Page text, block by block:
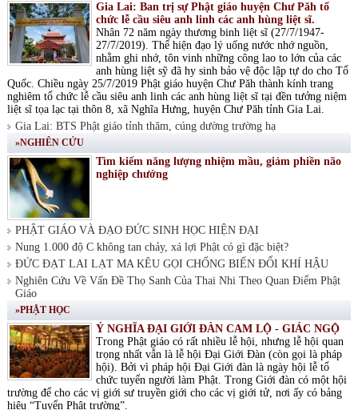
Gia Lai: Ban trị sự Phật giáo huyện Chư Păh tổ
chức lễ cầu siêu anh linh các anh hùng liệt sĩ.
Nhân 72 năm ngày thương binh liệt sĩ (27/7/1947-
27/7/2019). Thể hiện đạo lý uống nước nhớ nguồn,
nhằm ghi nhớ, tôn vinh những công lao to lớn của các
anh hùng liệt sỹ đã hy sinh bảo vệ độc lập tự do cho Tổ
Quốc. Chiều ngày 25/7/2019 Phật giáo huyện Chư Păh thành kính trang
nghiêm tổ chức lễ cầu siêu anh linh các anh hùng liệt sĩ tại đền tưởng niệm
liệt sĩ tọa lạc tại thôn 8, xã Nghĩa Hưng, huyện Chư Păh tỉnh Gia Lai.
Gia Lai: BTS Phật giáo tỉnh thăm, cúng dường trường hạ
»NGHIÊN CỨU
Tìm kiếm năng lượng nhiệm mầu, giảm phiền não
nghiệp chướng
PHẬT GIÁO VÀ ĐẠO ĐỨC SINH HỌC HIỆN ĐẠI
Nung 1.000 độ C không tan chảy, xá lợi Phật có gì đặc biệt?
ĐỨC ĐẠT LAI LẠT MA KÊU GỌI CHỐNG BIẾN ĐỔI KHÍ HẬU
Nghiên Cứu Về Vấn Đề Thọ Sanh Của Thai Nhi Theo Quan Điểm Phật
Giáo
»PHẬT HỌC
Ý NGHĨA ĐẠI GIỚI ĐÀN CAM LỘ - GIÁC NGỘ
Trong Phật giáo có rất nhiều lễ hội, nhưng lễ hội quan
trọng nhất vẫn là lễ hội Đại Giới Đàn (còn gọi là pháp
hội). Bởi vì pháp hội Đại Giới đàn là ngày hội lễ tổ
chức tuyển người làm Phật. Trong Giới đàn có một hội
trường để cho các vị giới sư truyền giới cho các vị giới tử, nơi ấy có bảng
hiệu “Tuyển Phật trường”.